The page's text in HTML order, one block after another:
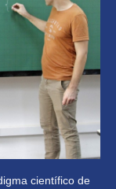
científico de